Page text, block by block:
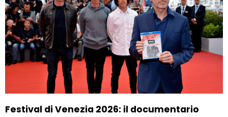
Festival di Venezia 2026: il documentario